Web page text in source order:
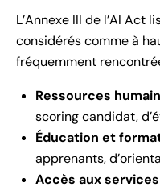
L’Annexe III de l’AI
considérés comme à
fréquemment
Ressources
scoring candidat,
Éducation et
apprenants,
Accès aux